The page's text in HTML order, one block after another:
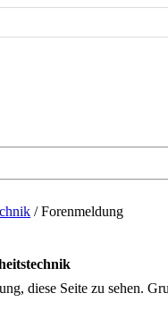
/Forenmeldung
diese Seite zu sehen.